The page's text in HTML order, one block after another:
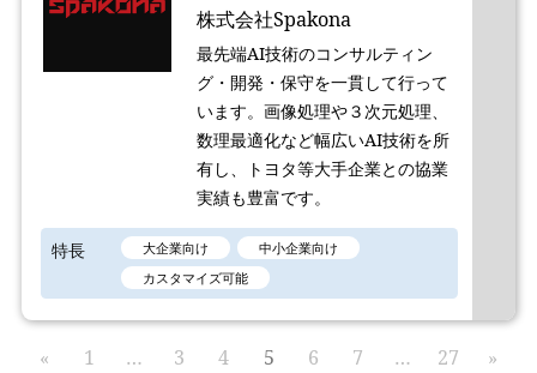
株式会社Spakona
最先端AI技術のコンサルティン
グ・開発・保守を一貫して行って
います。画像処理や３次元処理、
数理最適化など幅広いAI技術を所
有し、トヨタ等大手企業との協業
実績も豊富です。
特長 大企業向け
中小企業向け
カスタマイズ可能
« 1 … 3 4 5 6 7 … 27 »